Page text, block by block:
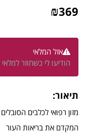
₪369
אזל המלאי
הודיעו לי כשחוזר למלאי
תיאור:
מזון רפואי לכלבים
המקדם את בריאות העור